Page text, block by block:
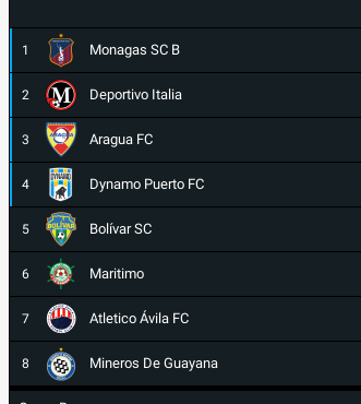
1 Monagas SC B
2 Deportivo Italia
3 Aragua FC
4 Dynamo Puerto FC
5 Bolívar SC
6 Maritimo
7 Atletico Ávila FC
8 Mineros De Guayana